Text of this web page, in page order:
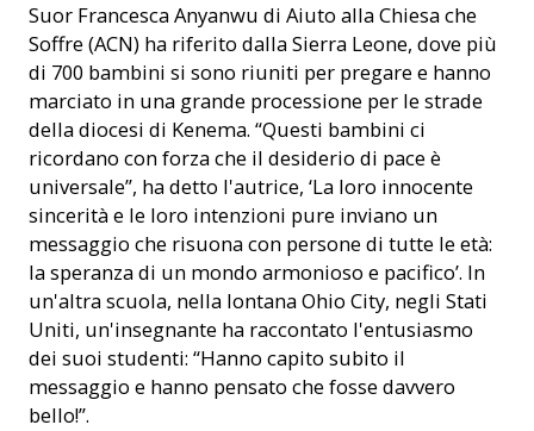
Suor Francesca Anyanwu di Aiuto alla Chiesa che
Soffre (ACN) ha riferito dalla Sierra Leone, dove più
di 700 bambini si sono riuniti per pregare e hanno
marciato in una grande processione per le strade
della diocesi di Kenema. “Questi bambini ci
ricordano con forza che il desiderio di pace è
universale”, ha detto l'autrice, ‘La loro innocente
sincerità e le loro intenzioni pure inviano un
messaggio che risuona con persone di tutte le età:
la speranza di un mondo armonioso e pacifico’. In
un'altra scuola, nella lontana Ohio City, negli Stati
Uniti, un'insegnante ha raccontato l'entusiasmo
dei suoi studenti: “Hanno capito subito il
messaggio e hanno pensato che fosse davvero
bello!”.